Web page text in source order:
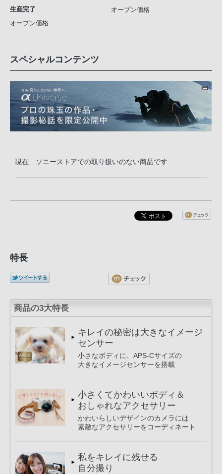
生産完了
オープン価格
オープン価格
スペシャルコンテンツ
現在 ソニーストアでの取り扱いのない商品です
特長
商品の3大特長
キレイの秘密は大きなイメージ
センサー
小さなボディに、APS-Cサイズの
大きなイメージセンサーを搭載
小さくてかわいいボディ＆
おしゃれなアクセサリー
かわいらしいデザインのカメラには
素敵なアクセサリーをコーディネート
私をキレイに残せる
自分撮り